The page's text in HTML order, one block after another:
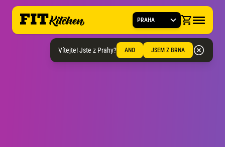
PRAHA
Vítejte! Jste z Prahy? ANO JSEM Z BRNA